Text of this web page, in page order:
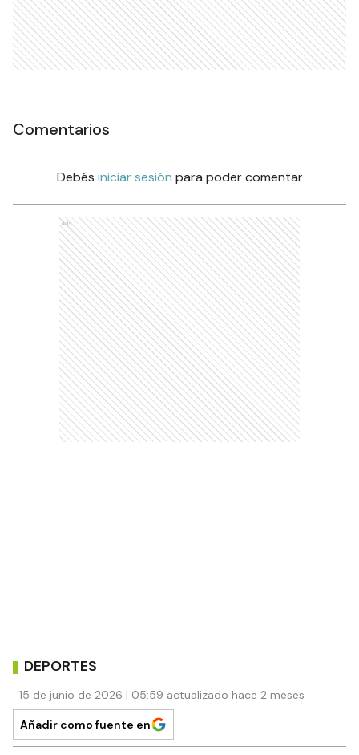
Comentarios
Debés iniciar sesión para poder comentar
Ads
DEPORTES
15 de junio de 2026 | 05:59 actualizado hace 2 meses
Añadir como fuente en